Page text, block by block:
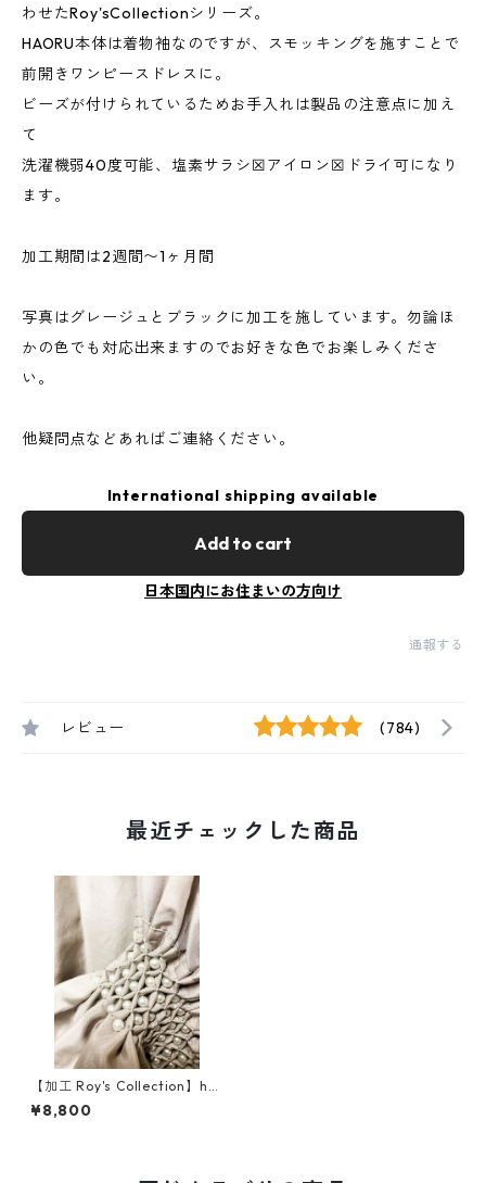
わせたRoy'sCollectionシリーズ。
HAORU本体は着物袖なのですが、スモッキングを施すことで
前開きワンピースドレスに。
ビーズが付けられているためお手入れは製品の注意点に加え
て
洗濯機弱40度可能、塩素サラシ☒アイロン☒ドライ可になり
ます。
加工期間は2週間〜1ヶ月間
写真はグレージュとブラックに加工を施しています。勿論ほ
かの色でも対応出来ますのでお好きな色でお楽しみくださ
い。
他疑問点などあればご連絡ください。
International shipping available
Add to cart
日本国内にお住まいの方向け
通報する
レビュー (784)
最近チェックした商品
【加工 Roy's Collection】ha
nd smocking HAORU
¥8,800